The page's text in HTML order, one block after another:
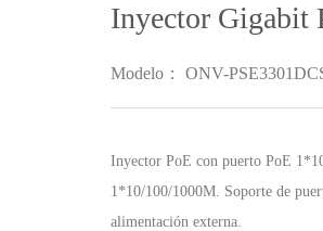
Inyector Gigabit
Modelo： ONV-
Inyector PoE con puerto PoE
1*10/100/1000M. Soporte de
alimentación externa.